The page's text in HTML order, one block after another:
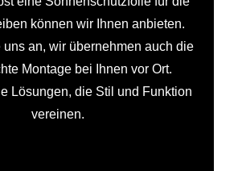
können wir Ihnen anbieten.
uns an, wir übernehmen auch die
Montage bei Ihnen vor Ort.
Lösungen, die Stil und Funktion
vereinen.